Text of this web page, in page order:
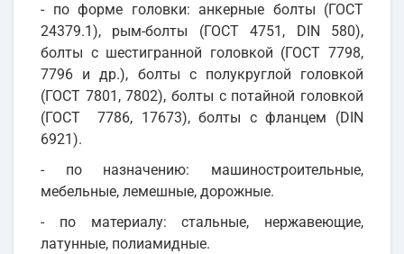
- по форме головки: анкерные болты (ГОСТ
24379.1), рым-болты (ГОСТ 4751, DIN 580),
болты с шестигранной головкой (ГОСТ 7798,
7796 и др.), болты с полукруглой головкой
(ГОСТ 7801, 7802), болты с потайной головкой
(ГОСТ 7786, 17673), болты с фланцем (DIN
6921).
- по назначению: машиностроительные,
мебельные, лемешные, дорожные.
- по материалу: стальные, нержавеющие,
латунные, полиамидные.